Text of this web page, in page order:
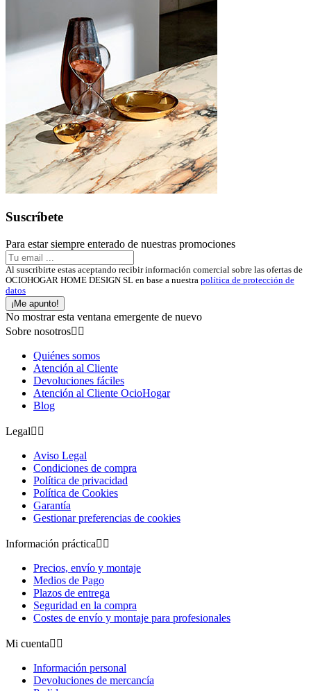
Suscríbete
Para estar siempre enterado de nuestras promociones
Al suscribirte estas aceptando recibir información comercial sobre las ofertas de
OCIOHOGAR HOME DESIGN SL en base a nuestra política de protección de
datos
¡Me apunto!
No mostrar esta ventana emergente de nuevo
Sobre nosotros 
Quiénes somos
Atención al Cliente
Devoluciones fáciles
Atención al Cliente OcioHogar
Blog
Legal 
Aviso Legal
Condiciones de compra
Política de privacidad
Política de Cookies
Garantía
Gestionar preferencias de cookies
Información práctica 
Precios, envío y montaje
Medios de Pago
Plazos de entrega
Seguridad en la compra
Costes de envío y montaje para profesionales
Mi cuenta 
Información personal
Devoluciones de mercancía